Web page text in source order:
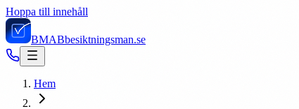
Hoppa till innehåll
BMABbesiktningsman.se
Hem